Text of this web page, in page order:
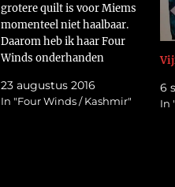
grotere quilt is voor Miems
momenteel niet haalbaar.
Daarom heb ik haar Four
Winds onderhanden
gequilt. Het is te warm om op
stoelen te klimmen voor een
23 augustus 2016
In "Four Winds / Kashmir"
6
In